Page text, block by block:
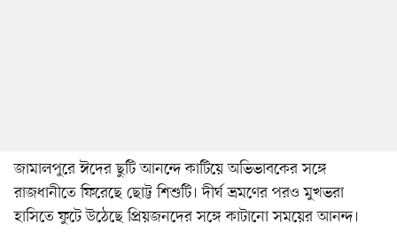
জামালপুরে ঈদের ছুটি আনন্দে কাটিয়ে অভিভাবকের সঙ্গে
রাজধানীতে ফিরেছে ছোট্ট শিশুটি। দীর্ঘ ভ্রমণের পরও মুখভরা
হাসিতে ফুটে উঠেছে প্রিয়জনদের সঙ্গে কাটানো সময়ের আনন্দ।